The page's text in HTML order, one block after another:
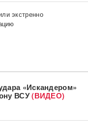
экстренно
«Искандером»
ВСУ(ВИДЕО)